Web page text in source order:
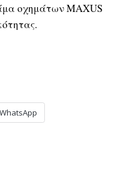
οχημάτων MAXUS
WhatsApp